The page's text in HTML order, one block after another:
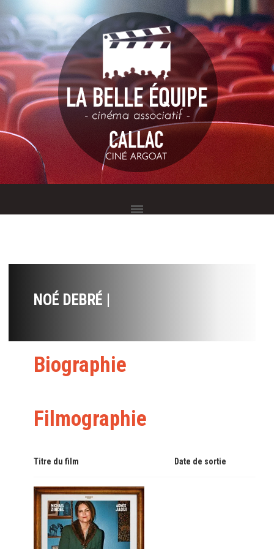
NOÉ DEBRÉ |
Biographie
Filmographie
Titre du film Date de sortie